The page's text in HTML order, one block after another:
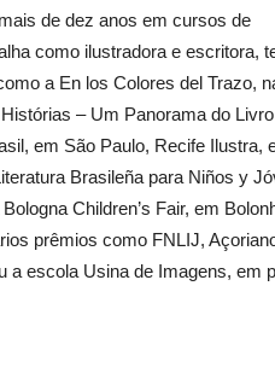
de dez anos em cursos de
como ilustradora e escritora,
a En los Colores del Trazo,
– Um Panorama do
em São Paulo, Recife Ilustra,
Brasileña para Niños y
Children’s Fair, em
prêmios como FNLIJ,
a escola Usina de Imagens, em